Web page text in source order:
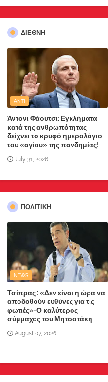
ΔΙΕΘΝΗ
ANTI
Άντονι Φάουτσι: Εγκλήματα
κατά της ανθρωπότητας
δείχνει το κρυφό ημερολόγιο
του «αγίου» της πανδημίας!
July 31, 2026
ΠΟΛΙΤΙΚΗ
NEWS
Τσίπρας : «Δεν είναι η ώρα να
αποδοθούν ευθύνες για τις
φωτιές»-Ο καλύτερος
σύμμαχος του Μητσοτάκη
August 07, 2026